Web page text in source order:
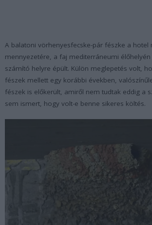
A balatoni vörhenyesfecske-pár fészke a hotel
mennyezetére, a faj mediterráneumi élőhelyén
számító helyre épült. Külön meglepetés volt,
fészek mellett egy korábbi években,
fészek is előkerült, amiről nem tudtak eddig a
sem ismert, hogy volt-e benne sikeres költés.